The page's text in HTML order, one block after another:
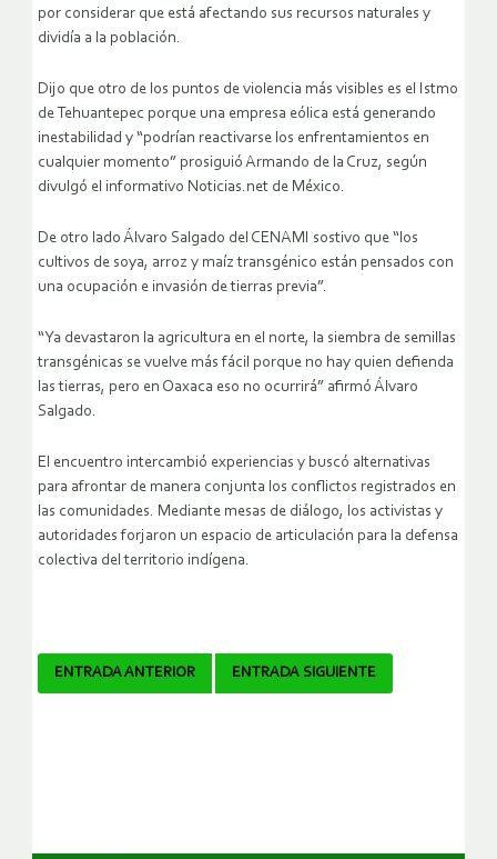
por considerar que está afectando sus recursos naturales y
dividía a la población.
Dijo que otro de los puntos de violencia más visibles es el Istmo
de Tehuantepec porque una empresa eólica está generando
inestabilidad y “podrían reactivarse los enfrentamientos en
cualquier momento” prosiguió Armando de la Cruz, según
divulgó el informativo Noticias.net de México.
De otro lado Álvaro Salgado del CENAMI sostivo que “los
cultivos de soya, arroz y maíz transgénico están pensados con
una ocupación e invasión de tierras previa”.
“Ya devastaron la agricultura en el norte, la siembra de semillas
transgénicas se vuelve más fácil porque no hay quien defienda
las tierras, pero en Oaxaca eso no ocurrirá” afirmó Álvaro
Salgado.
El encuentro intercambió experiencias y buscó alternativas
para afrontar de manera conjunta los conflictos registrados en
las comunidades. Mediante mesas de diálogo, los activistas y
autoridades forjaron un espacio de articulación para la defensa
colectiva del territorio indígena.
Navegador
ENTRADA ANTERIOR ENTRADA SIGUIENTE